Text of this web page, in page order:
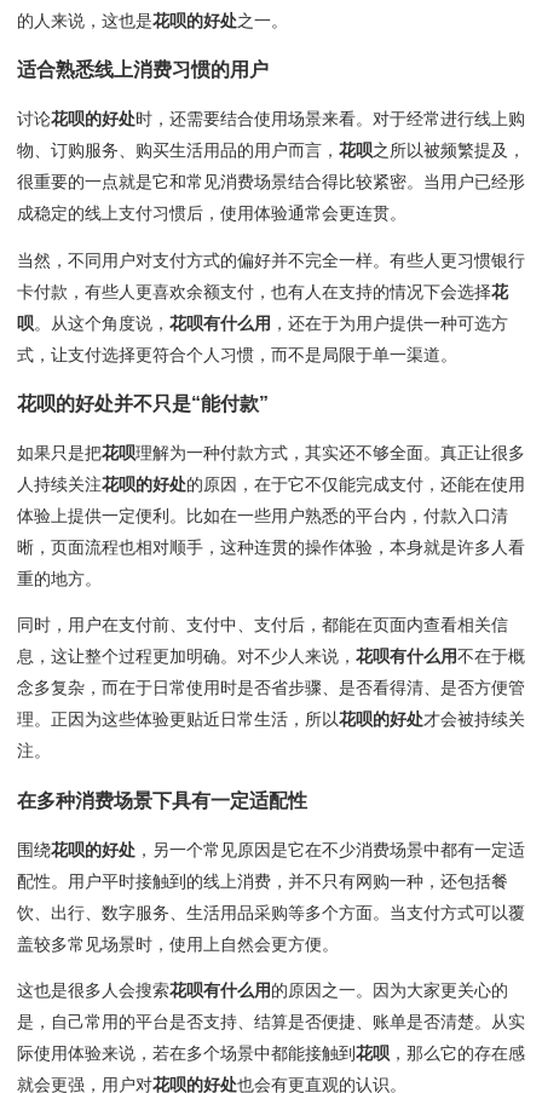
的人来说，这也是花呗的好处之一。
适合熟悉线上消费习惯的用户
讨论花呗的好处时，还需要结合使用场景来看。对于经常进行线上购
物、订购服务、购买生活用品的用户而言， 花呗之所以被频繁提及，
很重要的一点就是它和常见消费场景结合得比较紧密。当用户已经形
成稳定的线上支付习惯后，使用体验通常会更连贯。
当然，不同用户对支付方式的偏好并不完全一样。有些人更习惯银行
卡付款，有些人更喜欢余额支付，也有人在支持的情况下会选择花
呗。从这个角度说， 花呗有什么用 ，还在于为用户提供一种可选方
式，让支付选择更符合个人习惯，而不是局限于单一渠道。
花呗的好处并不只是“能付款”
如果只是把花呗理解为一种付款方式，其实还不够全面。真正让很多
人持续关注花呗的好处的原因，在于它不仅能完成支付，还能在使用
体验上提供一定便利。比如在一些用户熟悉的平台内，付款入口清
晰，页面流程也相对顺手，这种连贯的操作体验，本身就是许多人看
重的地方。
同时，用户在支付前、支付中、支付后，都能在页面内查看相关信
息，这让整个过程更加明确。对不少人来说， 花呗有什么用不在于概
念多复杂，而在于日常使用时是否省步骤、是否看得清、是否方便管
理。正因为这些体验更贴近日常生活，所以花呗的好处才会被持续关
注。
在多种消费场景下具有一定适配性
围绕花呗的好处 ，另一个常见原因是它在不少消费场景中都有一定适
配性。用户平时接触到的线上消费，并不只有网购一种，还包括餐
饮、出行、数字服务、生活用品采购等多个方面。当支付方式可以覆
盖较多常见场景时，使用上自然会更方便。
这也是很多人会搜索花呗有什么用的原因之一。因为大家更关心的
是，自己常用的平台是否支持、结算是否便捷、账单是否清楚。从实
际使用体验来说，若在多个场景中都能接触到花呗 ，那么它的存在感
就会更强，用户对花呗的好处也会有更直观的认识。